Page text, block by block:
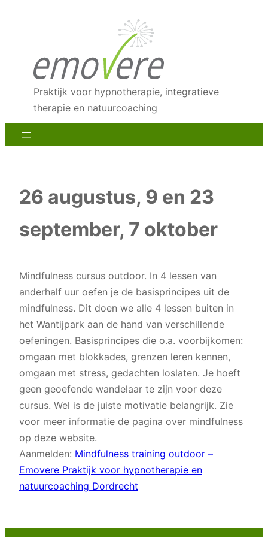
Praktijk voor hypnotherapie, integratieve
therapie en natuurcoaching
26 augustus, 9 en 23
september, 7 oktober
Mindfulness cursus outdoor. In 4 lessen van
anderhalf uur oefen je de basisprincipes uit de
mindfulness. Dit doen we alle 4 lessen buiten in
het Wantijpark aan de hand van verschillende
oefeningen. Basisprincipes die o.a. voorbijkomen:
omgaan met blokkades, grenzen leren kennen,
omgaan met stress, gedachten loslaten. Je hoeft
geen geoefende wandelaar te zijn voor deze
cursus. Wel is de juiste motivatie belangrijk. Zie
voor meer informatie de pagina over mindfulness
op deze website.
Aanmelden: Mindfulness training outdoor –
Emovere Praktijk voor hypnotherapie en
natuurcoaching Dordrecht